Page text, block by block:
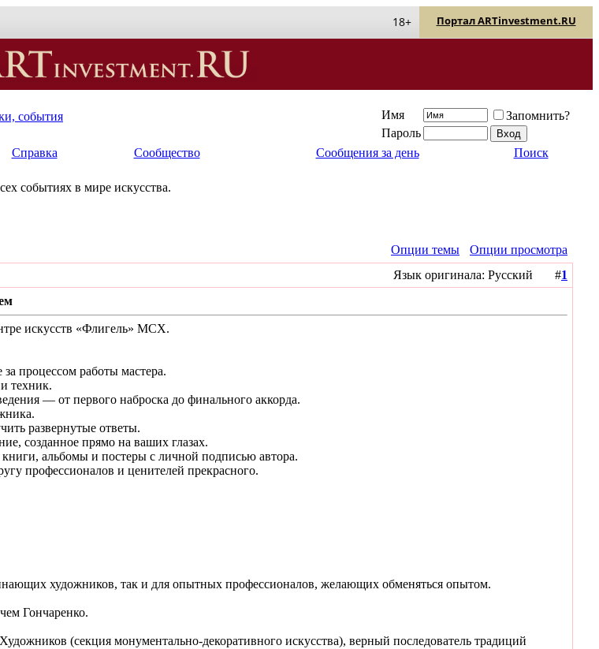
Портал ARTinvestment.RU
18+
события Имя
Запомнить?
Пароль
Справка Сообщество Сообщения за день Поиск
событиях в мире искусства.
Опции темы
Опции просмотра
Язык оригинала: Русский #1
искусств «Флигель» МСХ.
процессом работы мастера.
техник.
— от первого наброска до финального аккорда.
развернутые ответы.
созданное прямо на ваших глазах.
альбомы и постеры с личной подписью автора.
профессионалов и ценителей прекрасного.
художников, так и для опытных профессионалов, желающих обменяться опытом.
Гончаренко.
(секция монументально-декоративного искусства), верный последователь традиций